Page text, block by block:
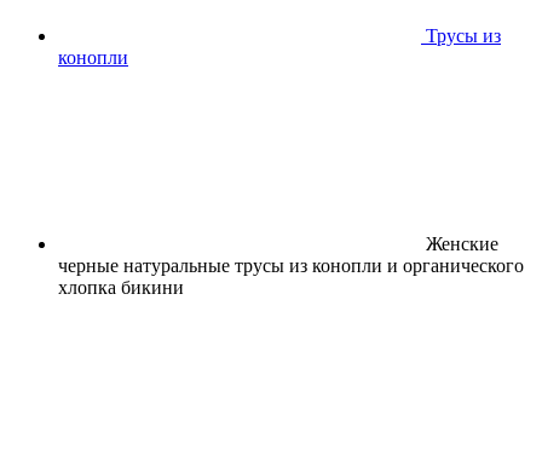
Трусы из
конопли
Женские
черные натуральные трусы из конопли и органического
хлопка бикини